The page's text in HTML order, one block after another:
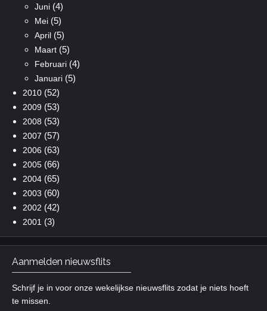
Juni(4)
Mei(5)
April(5)
Maart(5)
Februari(4)
Januari(5)
2010(52)
2009 (53)
2008 (53)
2007 (57)
2006 (63)
2005(66)
2004(65)
2003 (60)
2002 (42)
2001 (3)
Aanmelden nieuwsflits
Schrijf je in voor onze wekelijkse nieuwsflits zodat je niets hoeft
te missen.